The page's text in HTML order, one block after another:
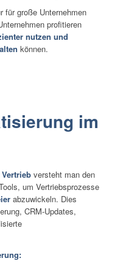
für große Unternehmen
profitieren
nutzen und
können.
im
versteht man den
um Vertriebsprozesse
abzuwickeln. Dies
CRM-Updates,